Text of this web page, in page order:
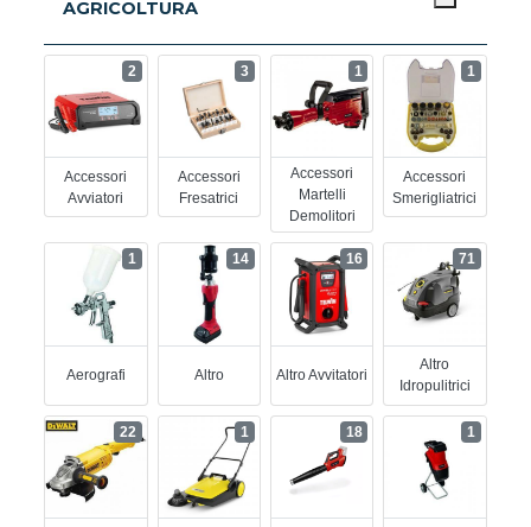
AGRICOLTURA
Accessori
Avviatori
2
Accessori
Fresatrici
3
Accessori
Martelli
Demolitori
1
Accessori
Smerigliatrici
1
Aerografi
1
Altro
14
Altro Avvitatori
16
Altro
Idropulitrici
71
22 1 18 1